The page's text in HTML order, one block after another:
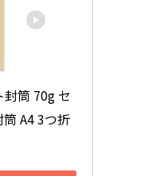
筒 70g セ
A4 3つ折